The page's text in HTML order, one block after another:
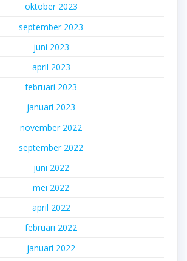
oktober 2023
september 2023
juni 2023
april 2023
februari 2023
januari 2023
november 2022
september 2022
juni 2022
mei 2022
april 2022
februari 2022
januari 2022